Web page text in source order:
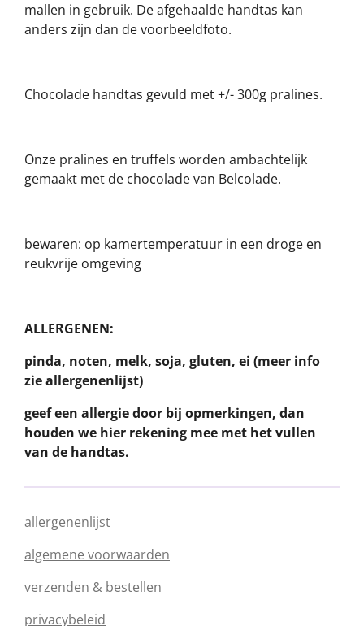
mallen in gebruik. De afgehaalde handtas kan
anders zijn dan de voorbeeldfoto.
Chocolade handtas gevuld met +/- 300g pralines.
Onze pralines en truffels worden ambachtelijk
gemaakt met de chocolade van Belcolade.
bewaren: op kamertemperatuur in een droge en
reukvrije omgeving
ALLERGENEN:
pinda, noten, melk, soja, gluten, ei (meer info
zie allergenenlijst)
geef een allergie door bij opmerkingen, dan
houden we hier rekening mee met het vullen
van de handtas.
allergenenlijst
algemene voorwaarden
verzenden & bestellen
privacybeleid